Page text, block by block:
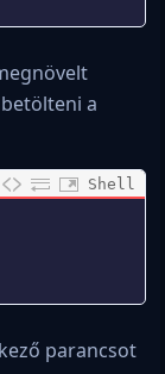
a
Shell
parancsot